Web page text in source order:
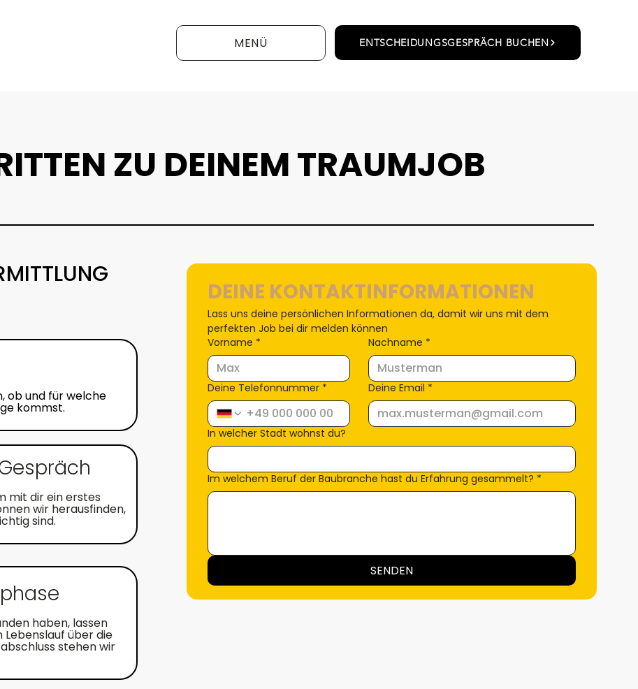
MENÜ ENTSCHEIDUNGSGESPRÄCH BUCHEN
ZU DEINEM TRAUMJOB
ob und für welche
kommst.
mit dir ein erstes
wir herausfinden,
sind.
haben, lassen
über die
stehen wir
DEINE KONTAKTINFORMATIONEN
Lass uns deine persönlichen Informationen da, damit wir uns mit dem
perfekten Job bei dir melden können
Vorname * Nachname *
Deine Telefonnummer * Deine Email *
In welcher Stadt wohnst du?
Im welchem Beruf der Baubranche hast du Erfahrung gesammelt? *
SENDEN